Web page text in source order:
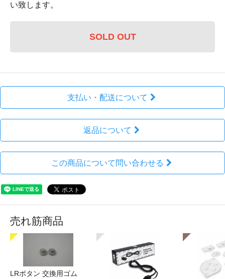
い致します。
SOLD OUT
支払い・配送について
返品について
この商品について問い合わせる
売れ筋商品
LRボタン 交換用ゴム